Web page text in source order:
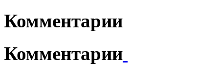
Комментарии
Комментарии